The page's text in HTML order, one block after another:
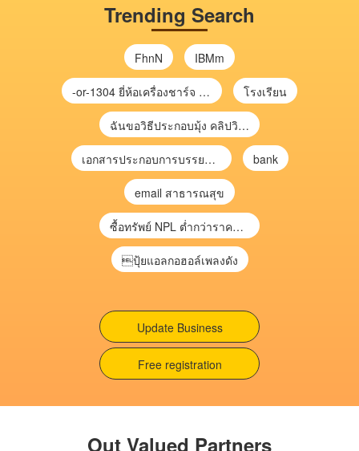
Trending Search
FhnN IBMm
-or-1304 ยี่ห้อเครื่องชาร์จ chargecore โรงเรียน
ฉันขอวิธีประกอบมุ้ง คลิปวิดีโอ การประกอบมุ้ง
เอกสารประกอบการบรรยาย การประเมินความเสี่ยงเพื่อวางแผนการตรวจสอบ \ bank
email สาธารณสุข
ซื้อทรัพย์ NPL ต่ำกว่าราคาตลาด 30-70% แบบไม่ต้องไปประมูล”
ปุ้ยแอลกอฮอล์เพลงดัง
Update Business
Free registration
Out Valued Partners